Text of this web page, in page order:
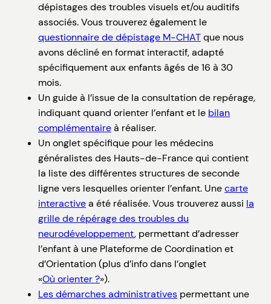
dépistages des troubles visuels et/ou auditifs
associés. Vous trouverez également le
questionnaire de dépistage M-CHATque nous
avons décliné en format interactif, adapté
spécifiquement aux enfants âgés de 16 à 30
mois.
Un guide à l’issue de la consultation de repérage,
indiquant quand orienter l’enfant et le bilan
complémentaireà réaliser.
Un onglet spécifique pour les médecins
généralistes des Hauts-de-France qui contient
la liste des différentes structures de seconde
ligne vers lesquelles orienter l’enfant. Unecarte
interactivea été réalisée. Vous trouverez aussi la
grille de répérage des troubles du
neurodéveloppement, permettant d’adresser
l’enfant à une Plateforme de Coordination et
d’Orientation (plus d’info dans l’onglet
«Où orienter ?»).
Les démarches administratives permettant une